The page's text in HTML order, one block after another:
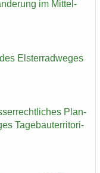
im Mit­tel­
Els­ter­rad­we­ges
Plan­
Ta­ge­bau­ter­ri­to­ri­